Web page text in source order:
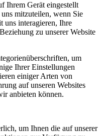
Ihrem Gerät eingestellt
mitzuteilen, wenn Sie
uns interagieren, Ihre
zu unserer Website
um
Ihrer Einstellungen
einiger Arten von
auf unseren Websites
anbieten können.
um Ihnen die auf unserer